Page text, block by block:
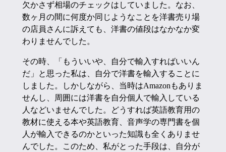
欠かさず相場のチェックはしていました。なお、
数ヶ月の間に何度か同じようなことを洋書売り場
の店員さんに訴えても、洋書の値段はなかなか変
わりませんでした。
その時、「もういいや、自分で輸入すればいいん
だ」と思った私は、自分で洋書を輸入することに
しました。しかしながら、当時はAmazonもありま
せんし、周囲には洋書を自分個人で輸入している
人などいませんでした。どうすれば英語教育用の
教材に使える本や英語教育、音声学の専門書を個
人が輸入できるのかといった知識も全くありませ
んでした。このため、私がとった手段は、自分が